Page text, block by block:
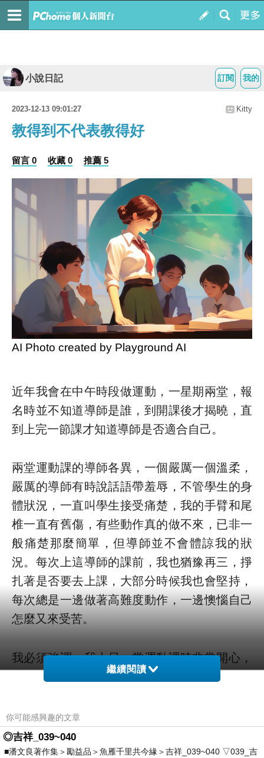
我的
訂閱
小說日記
2023-12-13 09:01:27 Kitty
教得到不代表教得好
留言 0 收藏 0 推薦 5
AI Photo created by Playground AI
近年我會在中午時段做運動，一星期兩堂，報
名時並不知道導師是誰，到開課後才揭曉，直
到上完一節課才知道導師是否適合自己。
兩堂運動課的導師各異，一個嚴厲一個溫柔，
嚴厲的導師有時說話語帶羞辱，不管學生的身
體狀況，一直叫學生接受痛楚，我的手臂和尾
椎一直有舊傷，有些動作真的做不來，已非一
般痛楚那麼簡單，但導師並不會體諒我的狀
況。每次上這導師的課前，我也猶豫再三，掙
扎著是否要去上課，大部分時候我也會堅持，
每次總是一邊做著高難度動作，一邊懊惱自己
怎麼又來受苦。
我必須強調，我上另一堂運動課時非常開心，
所以我並不是逃避做運動，只是真的不喜歡這
幸運的是，我可以選擇「逃學」而不用受懲
罰，而下一期報名時我可以避開這導師的課。
繼續閱讀
你可能感興趣的文章
◎吉祥_039~040
■潘文良著作集＞勵益品＞魚雁千里共今緣＞吉祥_039~040 ▽039_吉